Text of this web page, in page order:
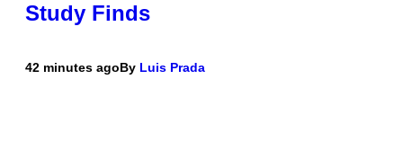
Study Finds
42 minutes agoBy Luis Prada